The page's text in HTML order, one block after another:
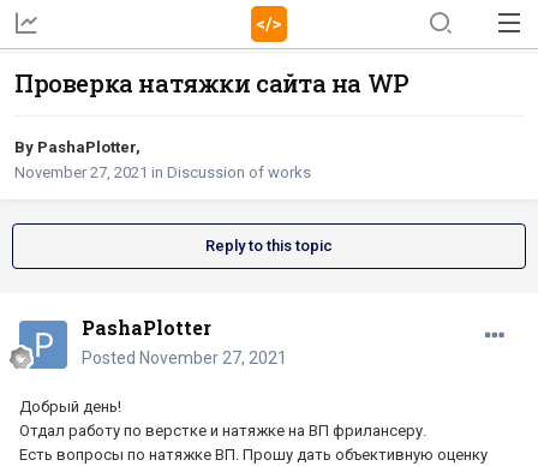
Проверка натяжки сайта на WP
By PashaPlotter,
November 27, 2021 in Discussion of works
Reply to this topic
PashaPlotter
Posted November 27, 2021
Добрый день!
Отдал работу по верстке и натяжке на ВП фрилансеру.
Есть вопросы по натяжке ВП. Прошу дать объективную оценку